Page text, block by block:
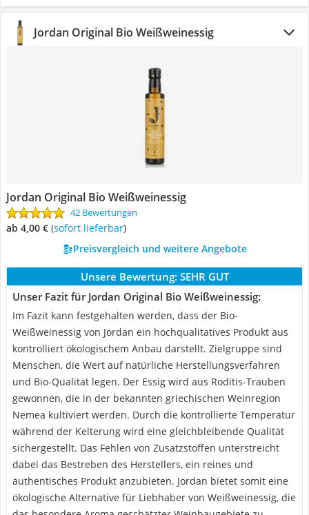
Jordan Original Bio Weißweinessig
Jordan Original Bio Weißweinessig
42 Bewertungen
ab 4,00 € ( Sofort lieferbar)
Preisvergleich und weitere Angebote
Unsere Bewertung: SEHR GUT
Unser Fazit für Jordan Original Bio Weißweinessig:
Im Fazit kann festgehalten werden, dass der Bio-
Weißweinessig von Jordan ein hochqualitatives Produkt aus
kontrolliert ökologischem Anbau darstellt. Zielgruppe sind
Menschen, die Wert auf natürliche Herstellungsverfahren
und Bio-Qualität legen. Der Essig wird aus Roditis-Trauben
gewonnen, die in der bekannten griechischen Weinregion
Nemea kultiviert werden. Durch die kontrollierte Temperatur
während der Kelterung wird eine gleichbleibende Qualität
sichergestellt. Das Fehlen von Zusatzstoffen unterstreicht
dabei das Bestreben des Herstellers, ein reines und
authentisches Produkt anzubieten. Jordan bietet somit eine
ökologische Alternative für Liebhaber von Weißweinessig, die